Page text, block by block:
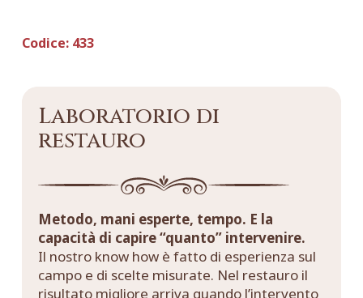
Codice:433
Laboratorio di
restauro
Metodo, mani esperte, tempo. E la
capacità di capire “quanto” intervenire.
Il nostro know how è fatto di esperienza sul
campo e di scelte misurate. Nel restauro il
risultato migliore arriva quando l’intervento